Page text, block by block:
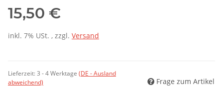
15,50 €
inkl. 7% USt. , zzgl. Versand
Lieferzeit:3 - 4 Werktage (DE - Ausland
abweichend)
Frage zum Artikel